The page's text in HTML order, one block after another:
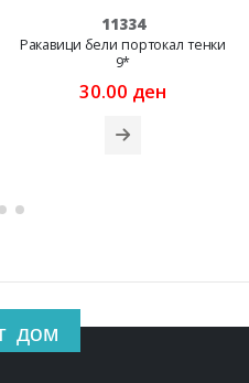
11334
Ракавици бели портокал тенки
9*
30.00 ден
дом